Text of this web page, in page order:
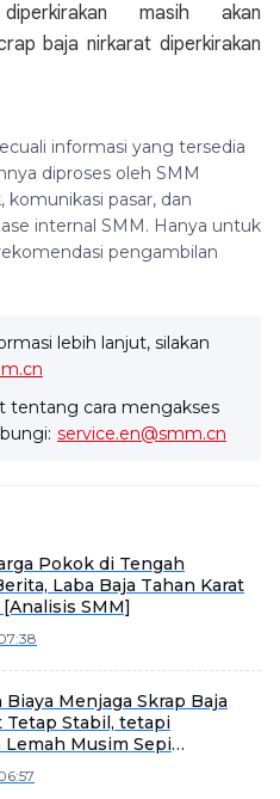
masih akan
baja nirkarat diperkirakan
informasi yang tersedia
diproses oleh SMM
komunikasi pasar, dan
internal SMM. Hanya untuk
pengambilan
lebih lanjut, silakan
tentang cara mengakses
service.en@smm.cn
Pokok di Tengah
Laba Baja Tahan Karat
SMM]
Menjaga Skrap Baja
Tetap Stabil, tetapi
Musim Sepi
Baja Tahan Karat SMM]